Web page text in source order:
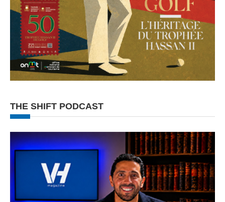
THE SHIFT PODCAST